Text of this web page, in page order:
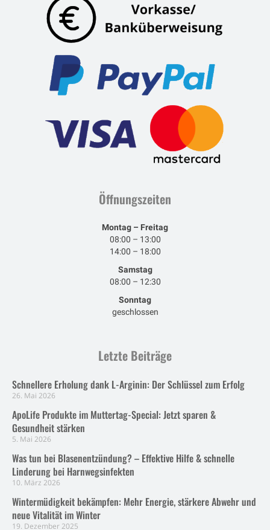
Öffnungszeiten
Montag – Freitag
08:00 – 13:00
14:00 – 18:00
Samstag
08:00 – 12:30
Sonntag
geschlossen
Letzte Beiträge
Schnellere Erholung dank L-Arginin: Der Schlüssel zum Erfolg
26. Mai 2026
ApoLife Produkte im Muttertag-Special: Jetzt sparen &
Gesundheit stärken
5. Mai 2026
Was tun bei Blasenentzündung? – Effektive Hilfe & schnelle
Linderung bei Harnwegsinfekten
10. März 2026
Wintermüdigkeit bekämpfen: Mehr Energie, stärkere Abwehr und
neue Vitalität im Winter
19. Dezember 2025